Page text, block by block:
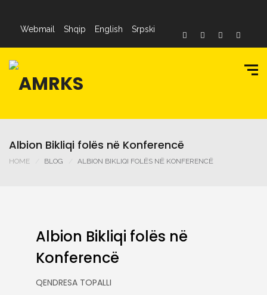
Webmail Shqip English Srpski
Albion Bikliqi folës në Konferencë
HOME BLOG ALBION BIKLIQI FOLËS NË KONFERENCË
Albion Bikliqi folës në
Konferencë
QENDRESA TOPALLI